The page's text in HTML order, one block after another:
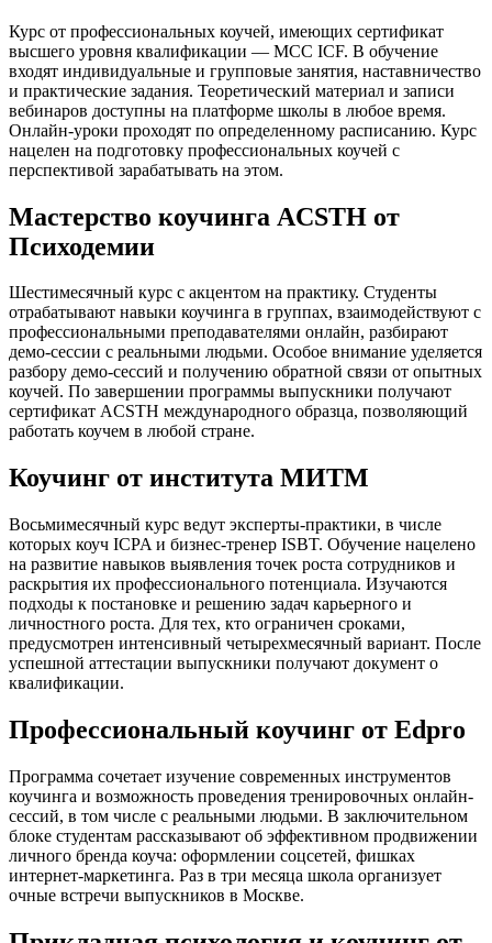
Курс от профессиональных коучей, имеющих сертификат
высшего уровня квалификации — МСС ICF. В обучение
входят индивидуальные и групповые занятия, наставничество
и практические задания. Теоретический материал и записи
вебинаров доступны на платформе школы в любое время.
Онлайн-уроки проходят по определенному расписанию. Курс
нацелен на подготовку профессиональных коучей с
перспективой зарабатывать на этом.
Мастерство коучинга ACSTH от
Психодемии
Шестимесячный курс с акцентом на практику. Студенты
отрабатывают навыки коучинга в группах, взаимодействуют с
профессиональными преподавателями онлайн, разбирают
демо-сессии с реальными людьми. Особое внимание уделяется
разбору демо-сессий и получению обратной связи от опытных
коучей. По завершении программы выпускники получают
сертификат ACSTH международного образца, позволяющий
работать коучем в любой стране.
Коучинг от института МИТМ
Восьмимесячный курс ведут эксперты-практики, в числе
которых коуч ICPA и бизнес-тренер ISBT. Обучение нацелено
на развитие навыков выявления точек роста сотрудников и
раскрытия их профессионального потенциала. Изучаются
подходы к постановке и решению задач карьерного и
личностного роста. Для тех, кто ограничен сроками,
предусмотрен интенсивный четырехмесячный вариант. После
успешной аттестации выпускники получают документ о
квалификации.
Профессиональный коучинг от Edpro
Программа сочетает изучение современных инструментов
коучинга и возможность проведения тренировочных онлайн-
сессий, в том числе с реальными людьми. В заключительном
блоке студентам рассказывают об эффективном продвижении
личного бренда коуча: оформлении соцсетей, фишках
интернет-маркетинга. Раз в три месяца школа организует
очные встречи выпускников в Москве.